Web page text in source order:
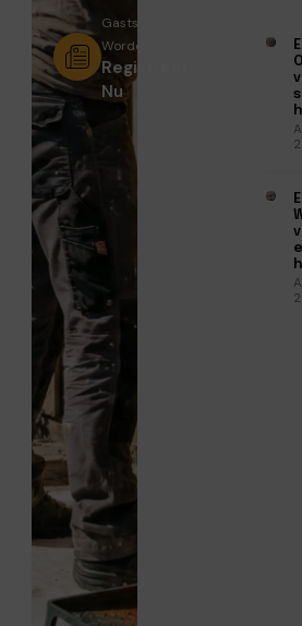
Gastschrijver
Worden?
Registreer
Nu